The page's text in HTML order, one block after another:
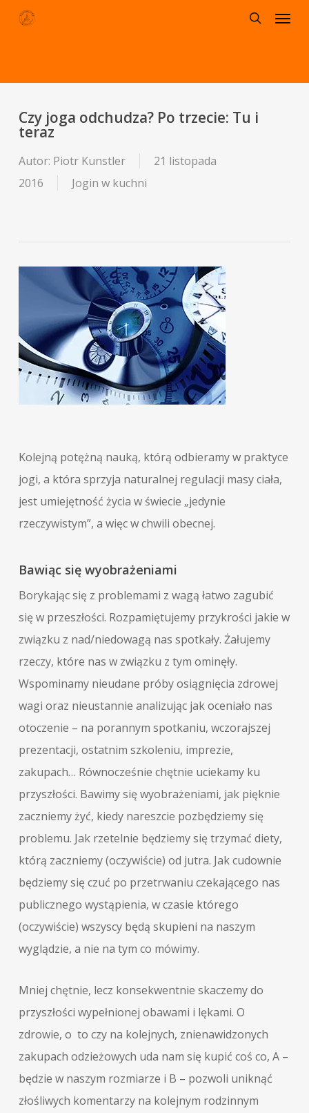
Skip
Menu
Czy joga odchudza? Po trzecie: Tu i
teraz
Autor: Piotr Kunstler
21 listopada
2016
Jogin w kuchni
Kolejną potężną nauką, którą odbieramy w praktyce
jogi, a która sprzyja naturalnej regulacji masy ciała,
jest umiejętność życia w świecie „jedynie
rzeczywistym”, a więc w chwili obecnej.
Bawiąc się wyobrażeniami
Borykając się z problemami z wagą łatwo zagubić
się w przeszłości. Rozpamiętujemy przykrości jakie w
związku z nad/niedowagą nas spotkały. Żałujemy
rzeczy, które nas w związku z tym ominęły.
Wspominamy nieudane próby osiągnięcia zdrowej
wagi oraz nieustannie analizując jak oceniało nas
otoczenie – na porannym spotkaniu, wczorajszej
prezentacji, ostatnim szkoleniu, imprezie,
zakupach… Równocześnie chętnie uciekamy ku
przyszłości. Bawimy się wyobrażeniami, jak pięknie
zaczniemy żyć, kiedy nareszcie pozbędziemy się
problemu. Jak rzetelnie będziemy się trzymać diety,
którą zaczniemy (oczywiście) od jutra. Jak cudownie
będziemy się czuć po przetrwaniu czekającego nas
publicznego wystąpienia, w czasie którego
(oczywiście) wszyscy będą skupieni na naszym
wyglądzie, a nie na tym co mówimy.
Mniej chętnie, lecz konsekwentnie skaczemy do
przyszłości wypełnionej obawami i lękami. O
zdrowie, o to czy na kolejnych, znienawidzonych
zakupach odzieżowych uda nam się kupić coś co, A –
będzie w naszym rozmiarze i B – pozwoli uniknąć
złośliwych komentarzy na kolejnym rodzinnym